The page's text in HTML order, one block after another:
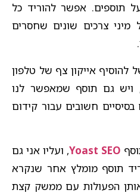
תוספים. אפשר להוריד כל
מיני צרכים שונים שחסרים
אייקון צף של טלפון
ויש גם תוסף שמאפשר לנו
חשובים עבור קידום
Yoast SEO, ועליו אני גם
תוסף מומלץ אחר שנקרא
הפעולות עם ממשק קצת